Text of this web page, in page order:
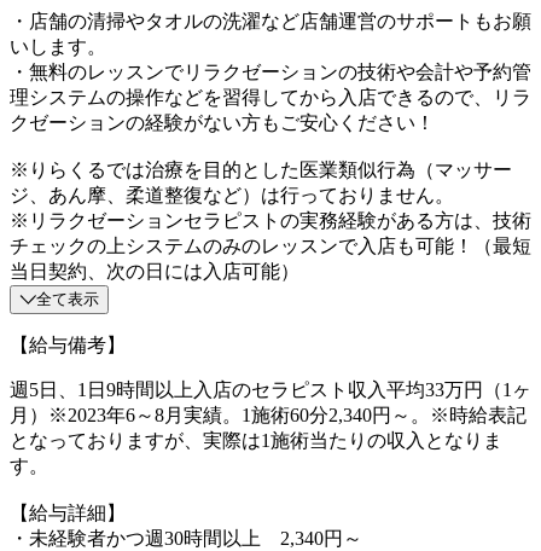
・店舗の清掃やタオルの洗濯など店舗運営のサポートもお願
いします。
・無料のレッスンでリラクゼーションの技術や会計や予約管
理システムの操作などを習得してから入店できるので、リラ
クゼーションの経験がない方もご安心ください！
※りらくるでは治療を目的とした医業類似行為（マッサー
ジ、あん摩、柔道整復など）は行っておりません。
※リラクゼーションセラピストの実務経験がある方は、技術
チェックの上システムのみのレッスンで入店も可能！（最短
当日契約、次の日には入店可能）
全て表示
【給与備考】
週5日、1日9時間以上入店のセラピスト収入平均33万円（1ヶ
月）※2023年6～8月実績。1施術60分2,340円～。※時給表記
となっておりますが、実際は1施術当たりの収入となりま
す。
【給与詳細】
・未経験者かつ週30時間以上 2,340円～